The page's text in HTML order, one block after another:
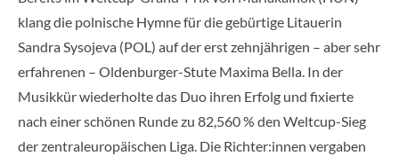
klang die polnische Hymne für die gebürtige Litauerin
Sandra Sysojeva (POL) auf der erst zehnjährigen – aber sehr
erfahrenen – Oldenburger-Stute Maxima Bella. In der
Musikkür wiederholte das Duo ihren Erfolg und fixierte
nach einer schönen Runde zu 82,560 % den Weltcup-Sieg
der zentraleuropäischen Liga. Die Richter:innen vergaben